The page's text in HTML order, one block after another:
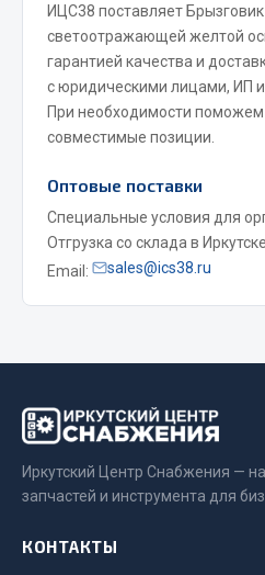
Весь раздел
Запчасти МАЗ
Система питания
Двери
Окно ветровое
Показать
Весь раздел
Запчасти Урал
Мост задний
ИЦС38 поставляет Брызговик
светоотражающей желтой
гарантией качества и
с юридическими лицами, ИП
При необходимости поможем
совместимые позиции.
Оптовые поставки
Специальные условия для
Отгрузка со склада в
Email:
sales@ics38.ru
Иркутский Центр Снабжения —
запчастей и инструмента для
КОНТАКТЫ